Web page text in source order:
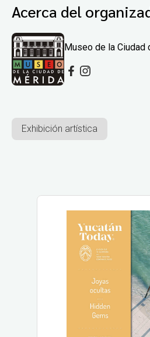
Acerca del
Museo de la Ciudad
Exhibición artística